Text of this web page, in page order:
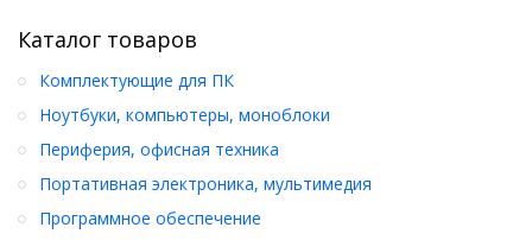
Каталог товаров
Комплектующие для ПК
Ноутбуки, компьютеры, моноблоки
Периферия, офисная техника
Портативная электроника, мультимедия
Программное обеспечение